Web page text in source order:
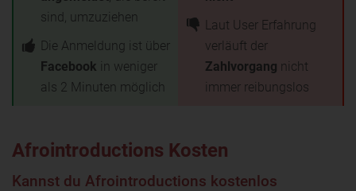
sind, umzuziehen
Die Anmeldung ist über
Facebook in weniger
als 2 Minuten möglich
Laut User Erfahrung
verläuft der
Zahlvorgang nicht
immer reibungslos
Afrointroductions Kosten
Kannst du Afrointroductions kostenlos